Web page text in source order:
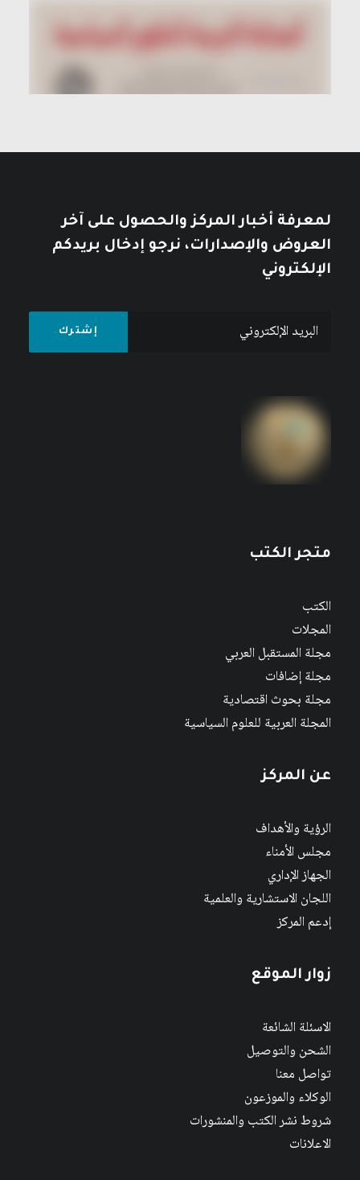
لمعرفة أخبار المركز والحصول على آخر
العروض والإصدارات، نرجو إدخال بريدكم
الإلكتروني
متجر الكتب
الكتب
المجلات
مجلة المستقبل العربي
مجلة إضافات
مجلة بحوث اقتصادية
المجلة العربية للعلوم السياسية
عن المركز
الرؤية والأهداف
مجلس الأمناء
الجهاز الإداري
اللجان الاستشارية والعلمية
إدعم المركز
زوار الموقع
الاسئلة الشائعة
الشحن والتوصيل
تواصل معنا
الوكلاء والموزعون
شروط نشر الكتب والمنشورات
الاعلانات